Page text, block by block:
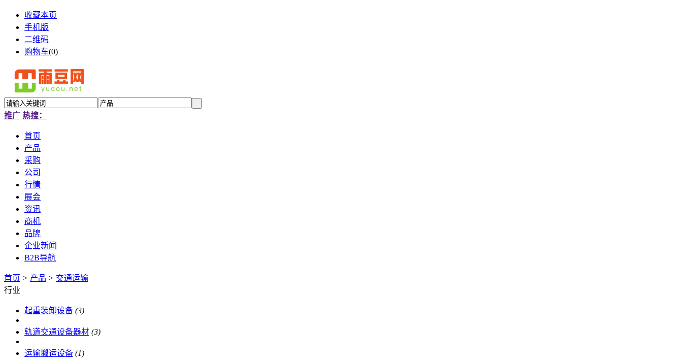
收藏本页
手机版
二维码
购物车(0)
推广 热搜：
首页
产品
采购
公司
行情
展会
资讯
商机
品牌
企业新闻
B2B导航
首页 > 产品 > 交通运输
行业
起重装卸设备 (3)
轨道交通设备器材 (3)
运输搬运设备 (1)